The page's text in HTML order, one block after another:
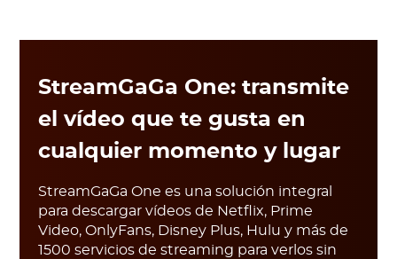
StreamGaGa One: transmite
el vídeo que te gusta en
cualquier momento y lugar
StreamGaGa One es una solución integral
para descargar vídeos de Netflix, Prime
Video, OnlyFans, Disney Plus, Hulu y más de
1500 servicios de streaming para verlos sin